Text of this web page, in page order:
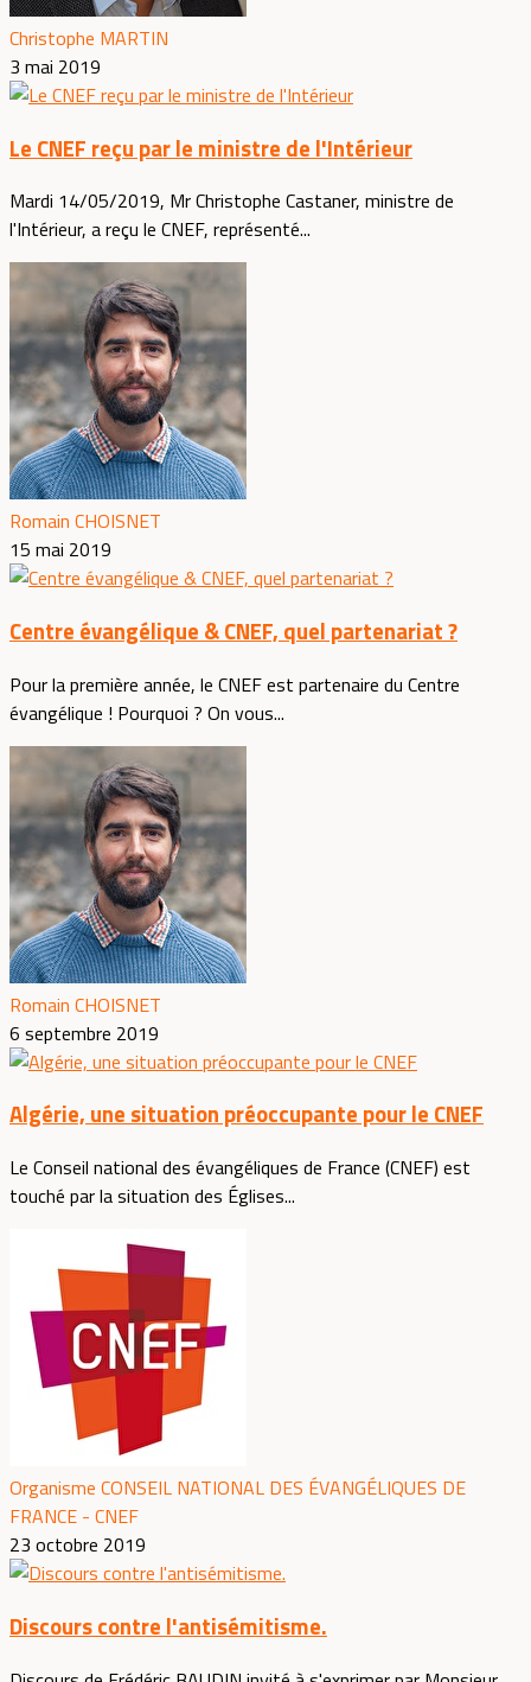
Christophe MARTIN
3 mai 2019
Le CNEF reçu par le ministre de l'Intérieur
Mardi 14/05/2019, Mr Christophe Castaner, ministre de
l'Intérieur, a reçu le CNEF, représenté...
Romain CHOISNET
15 mai 2019
Centre évangélique & CNEF, quel partenariat ?
Pour la première année, le CNEF est partenaire du Centre
évangélique ! Pourquoi ? On vous...
Romain CHOISNET
6 septembre 2019
Algérie, une situation préoccupante pour le CNEF
Le Conseil national des évangéliques de France (CNEF) est
touché par la situation des Églises...
Organisme CONSEIL NATIONAL DES ÉVANGÉLIQUES DE
FRANCE - CNEF
23 octobre 2019
Discours contre l'antisémitisme.